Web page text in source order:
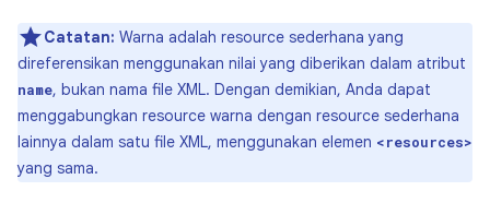
Catatan: Warna adalah resource sederhana yang
direferensikan menggunakan nilai yang diberikan dalam atribut
name, bukan nama file XML. Dengan demikian, Anda dapat
menggabungkan resource warna dengan resource sederhana
lainnya dalam satu file XML, menggunakan elemen <resources>
yang sama.